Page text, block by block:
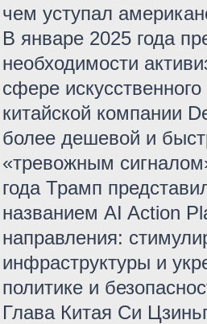
чем уступал
В январе 2025 года
необходимости
сфере
китайской компании
более дешевой и
«тревожным
года Трамп
названием AI Action
направления:
инфраструктуры и
политике и
Глава Китая Си